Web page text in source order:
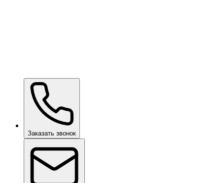
Ceramic Pro SHIFTпо запросу
Заказать звонок